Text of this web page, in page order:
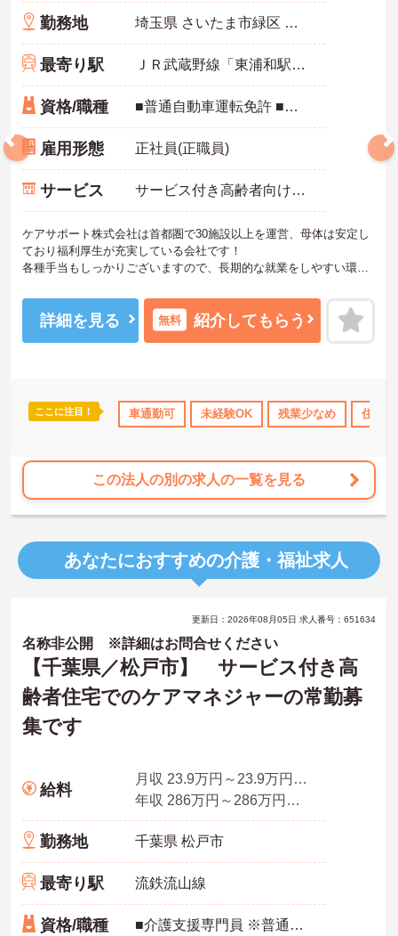
社会保険完備 退職金制度あり
勤務地 埼玉県 さいたま市緑区 芝原1-13-5
最寄り駅 ＪＲ武蔵野線「東浦和駅」バス・車13分
資格/職種 ■普通自動車運転免許 ■介護職員初任者研修（ヘルパー2級）以上 ※未経験相談可能
雇用形態 正社員(正職員)
サービス サービス付き高齢者向け住宅（サ高住）
ケアサポート株式会社は首都圏で30施設以上を運営、母体は安定し
ており福利厚生が充実している会社です！
各種手当もしっかりございますので、長期的な就業をしやすい環境
未経験やブランクのある方でもOJT研修などで手厚くサポートして
くれますので、安心して入社できます。
ご興味のある方は、詳細や面接のポイントもお伝え出来ますのでお
詳細を見る 無料 紹介してもらう
ここに注目！ 車通勤可 未経験OK 残業少なめ 住宅
この法人の別の求人の一覧を見る
あなたにおすすめの介護・福祉求人
更新日：2026年08月05日 求人番号：651634
名称非公開 ※詳細はお問合せください
【千葉県／松戸市】 サービス付き高
齢者住宅でのケアマネジャーの常勤募
集です
給料
月収 23.9万円～23.9万円程度
年収 286万円～286万円程度
勤務地 千葉県 松戸市
最寄り駅 流鉄流山線
資格/職種 ■介護支援専門員 ※普通自動車免許（ＡＴ限定可）必須